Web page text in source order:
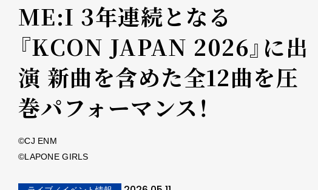
ME:I 3年連続となる
『KCON JAPAN 2026』に出
演 新曲を含めた全12曲を圧
巻パフォーマンス！
©CJ ENM
©LAPONE GIRLS